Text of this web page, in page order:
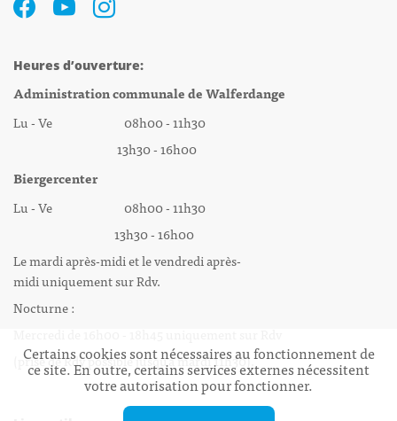
Heures d’ouverture:
Administration communale de Walferdange
Lu - Ve 08h00 - 11h30
13h30 - 16h00
Biergercenter
Lu - Ve 08h00 - 11h30
13h30 - 16h00
Le mardi après-midi et le vendredi après-
midi uniquement sur Rdv.
Nocturne :
(prise de Rdv possible jusqu'à mardi 11h30).
Certains cookies sont nécessaires au fonctionnement de
ce site. En outre, certains services externes nécessitent
votre autorisation pour fonctionner.